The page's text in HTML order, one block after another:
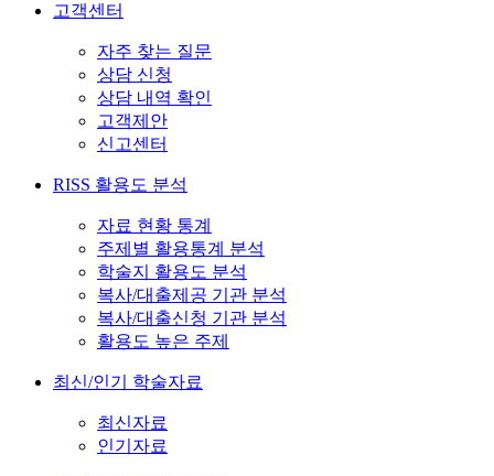
고객센터
자주 찾는 질문
상담 신청
상담 내역 확인
고객제안
신고센터
RISS 활용도 분석
자료 현황 통계
주제별 활용통계 분석
학술지 활용도 분석
복사/대출제공 기관 분석
복사/대출신청 기관 분석
활용도 높은 주제
최신/인기 학술자료
최신자료
인기자료